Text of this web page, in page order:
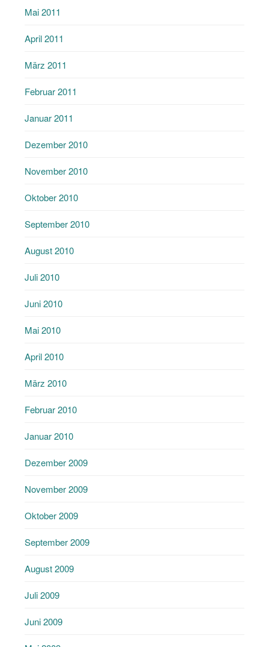
Mai 2011
April 2011
März 2011
Februar 2011
Januar 2011
Dezember 2010
November 2010
Oktober 2010
September 2010
August 2010
Juli 2010
Juni 2010
Mai 2010
April 2010
März 2010
Februar 2010
Januar 2010
Dezember 2009
November 2009
Oktober 2009
September 2009
August 2009
Juli 2009
Juni 2009